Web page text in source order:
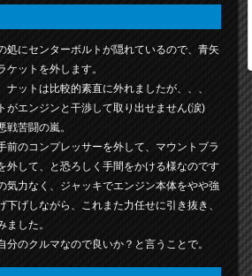
処にセンターボルトが隠れているので、青矢
ケットを外します。
ナットは比較的素直に外れましたが、、、
がエンジンと干渉して取り出せません(涙)
戦苦闘の嵐。
前のコンプレッサーを外して、マウントブラ
外して、と恐ろしく手間をかける様なのです
気力なく、ジャッキでエンジン本体をやや強
下げしながら、これまた力任せに引き抜き、
ました。
分のクルマなので良いか？と言うことで。